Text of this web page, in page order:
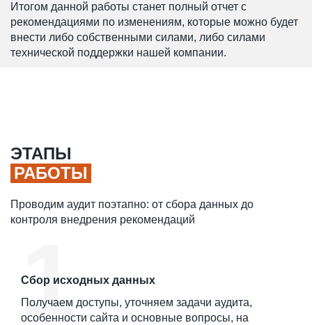
Итогом данной работы станет полный отчет с
рекомендациями по изменениям, которые можно будет
внести либо собственными силами, либо силами
технической поддержки нашей компании.
ЭТАПЫ
РАБОТЫ
Проводим аудит поэтапно: от сбора данных до
контроля внедрения рекомендаций
Сбор исходных данных
Получаем доступы, уточняем задачи аудита,
особенности сайта и основные вопросы, на